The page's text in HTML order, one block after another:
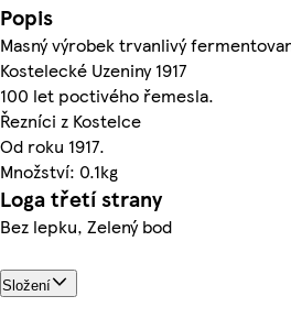
Popis
Masný výrobek trvanlivý
Kostelecké Uzeniny 1917
100 let poctivého řemesla.
Řezníci z Kostelce
Od roku 1917.
Množství: 0.1kg
Loga třetí strany
Bez lepku, Zelený bod
Složení